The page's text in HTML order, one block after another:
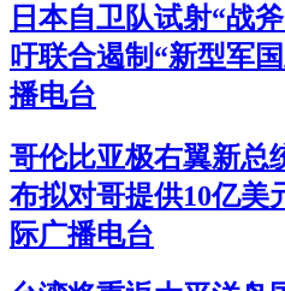
日本自卫队试射“战
吁联合遏制“新型军
播电台
哥伦比亚极右翼新总
布拟对哥提供10亿美
际广播电台